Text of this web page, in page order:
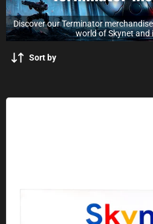
Discover our Terminator
world of Skynet and
Sort by